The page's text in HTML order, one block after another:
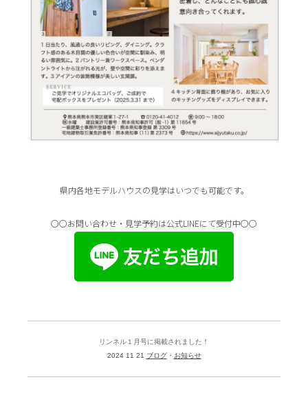
県内各地モデルハウスの見学はいつでも可能です。
〇〇お問い合わせ・見学予約は公式LINEにて受付中〇〇
リンネル１月号に掲載されました！
2024 11 21 ブログ お知らせ